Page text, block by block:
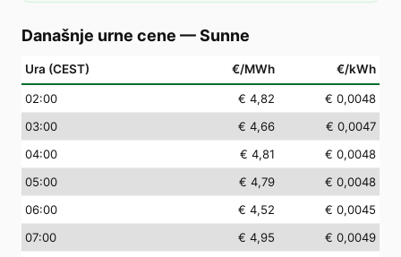
Današnje urne cene —Sunne
Ura (CEST) €/MWh €/kWh
02:00 € 4,82
€ 0,0048
03:00 € 4,66
€ 0,0047
04:00 € 4,81
€ 0,0048
05:00 € 4,79
€ 0,0048
06:00 € 4,52
€ 0,0045
07:00 € 4,95
€ 0,0049